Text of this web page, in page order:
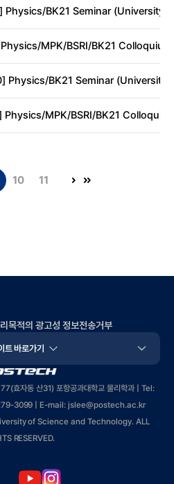
Physics/BK21 Seminar (University
MPK/BSRI/BK21 Colloquium
Physics/BK21 Seminar (University
Physics/MPK/BSRI/BK21
10 11
목적의 광고성 정보전송거부
트 바로가기
효자동 산31) 포항공과대학교 물리학과 | Tel:
3099 | E-mail: jslee@postech.ac.kr
of Science and Technology. ALL
RESERVED.